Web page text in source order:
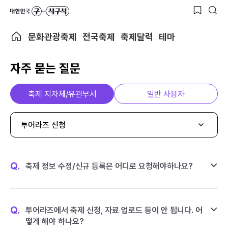
문화관광축제 전국축제 축제달력 테마
자주 묻는 질문
축제 지자체/유관부서 일반 사용자
투어라즈 신청
Q. 축제 정보 수정/신규 등록은 어디로 요청해야하나요?
Q.
투어라즈에서 축제 신청, 자료 업로드 등이 안 됩니다. 어
떻게 해야 하나요?